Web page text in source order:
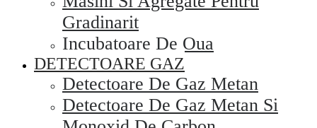
Gradinarit
Incubatoare De Oua
DETECTOARE GAZ
Detectoare De Gaz Metan
Detectoare De Gaz Metan Si